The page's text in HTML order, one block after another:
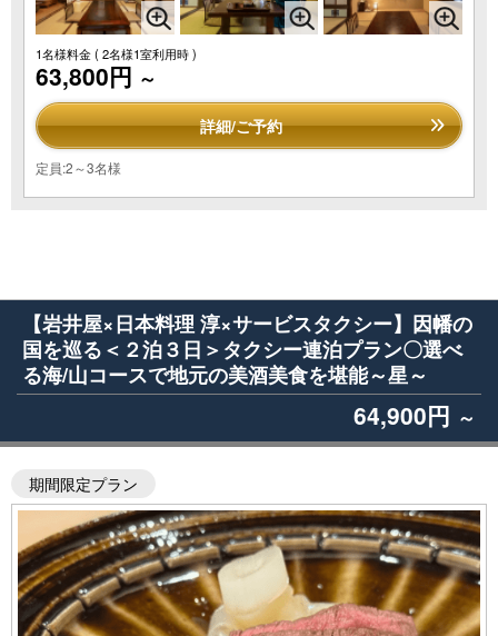
1名様料金( 2名様1室利用時 )
63,800円 ～
詳細/ご予約
定員:2～3名様
【岩井屋×日本料理 淳×サービスタクシー】因幡の
国を巡る＜２泊３日＞タクシー連泊プラン〇選べ
る海/山コースで地元の美酒美食を堪能～星～
64,900円 ～
期間限定プラン